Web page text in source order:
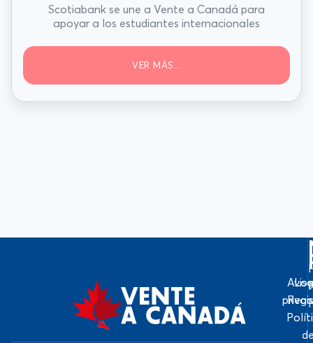
Scotiabank se une a Vente a Canadá para
apoyar a los estudiantes internacionales
VER MÁS...